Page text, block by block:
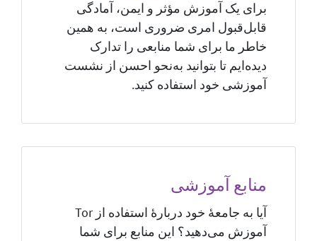
برای یک آموزش مؤثر و ایمن، آمادگی
قابل‌قبول امری ضروری است، به همین
خاطر ما برای شما منابعی را تدارک
دیده‌ایم تا بتوانید به‌نحو احسن از نشست
آموزشی خود استفاده کنید.
منابع آموزشی
آیا به جامعهٔ خود دربارهٔ استفاده از Tor
آموزش می‌دهید؟ این منابع برای شما